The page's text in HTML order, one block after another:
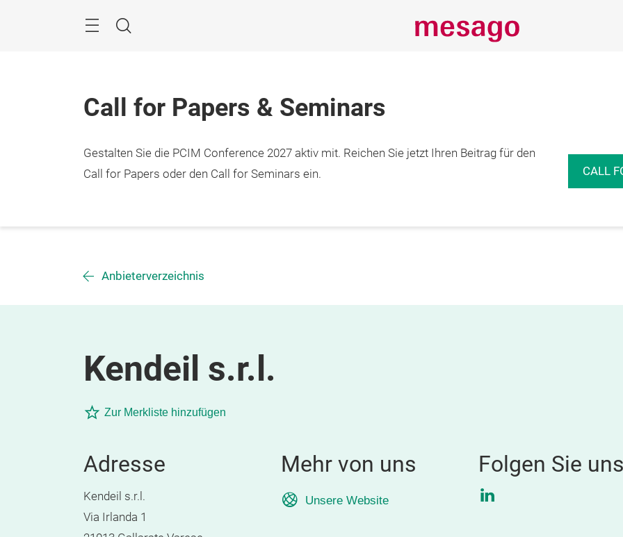
Suche
Call for Papers & Seminars
Gestalten Sie die PCIM Conference 2027 aktiv mit. Reichen Sie jetzt Ihren Beitrag für den
Call for Papers oder den Call for Seminars ein.
CALL
Anbieterverzeichnis
Kendeil s.r.l.
Zur Merkliste hinzufügen
Adresse
Kendeil s.r.l.
Via Irlanda 1
Mehr von uns
Unsere Website
Folgen Sie uns
LinkedIn